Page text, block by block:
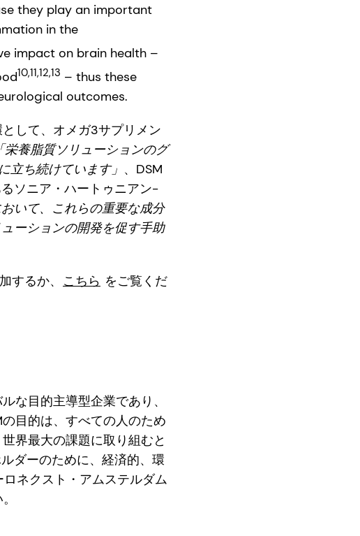
they play an important
in the
impact on brain health –
10,11,12,13 – thus these
outcomes.
して、オメガ3サプリメン
栄養脂質ソリューションのグ
立ち続けています」 、DSM
ソニア・ハートゥニアン-
いて、これらの重要な成分
ーションの開発を促す手助
するか、
こちら をご覧くだ
な目的主導型企業であり、
目的は、すべての人のため
界最大の課題に取り組むと
ダーのために、経済的、環
ネクスト・アムステルダム